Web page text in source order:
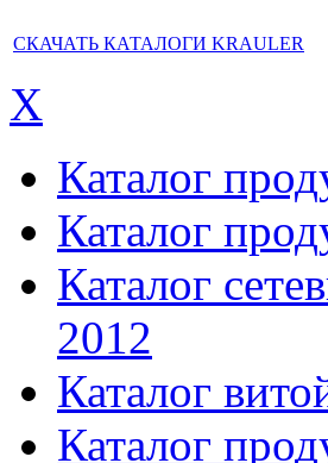
СКАЧАТЬ КАТАЛОГИ KRAULER
X
Каталог
Каталог
Каталог
2012
Каталог
Каталог